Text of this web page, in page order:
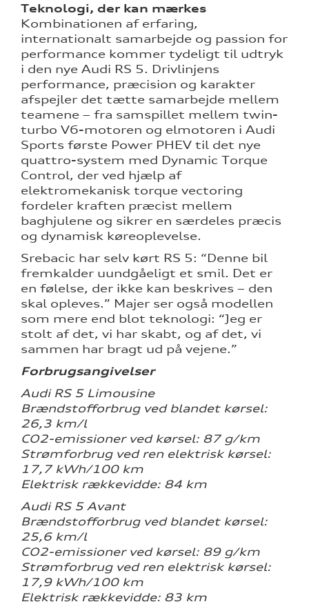
Teknologi, der kan mærkes
Kombinationen af erfaring,
internationalt samarbejde og passion for
performance kommer tydeligt til udtryk
i den nye Audi RS 5. Drivlinjens
performance, præcision og karakter
afspejler det tætte samarbejde mellem
teamene – fra samspillet mellem twin-
turbo V6-motoren og elmotoren i Audi
Sports første Power PHEV til det nye
quattro-system med Dynamic Torque
Control, der ved hjælp af
elektromekanisk torque vectoring
fordeler kraften præcist mellem
baghjulene og sikrer en særdeles præcis
og dynamisk køreoplevelse.
Srebacic har selv kørt RS 5: “Denne bil
fremkalder uundgåeligt et smil. Det er
en følelse, der ikke kan beskrives – den
skal opleves.” Majer ser også modellen
som mere end blot teknologi: “Jeg er
stolt af det, vi har skabt, og af det, vi
sammen har bragt ud på vejene.”
Forbrugsangivelser
Audi RS 5 Limousine
Brændstofforbrug ved blandet kørsel:
26,3 km/l
CO2-emissioner ved kørsel: 87 g/km
Strømforbrug ved ren elektrisk kørsel:
17,7 kWh/100 km
Elektrisk rækkevidde: 84 km
Audi RS 5 Avant
Brændstofforbrug ved blandet kørsel:
25,6 km/l
CO2-emissioner ved kørsel: 89 g/km
Strømforbrug ved ren elektrisk kørsel:
17,9 kWh/100 km
Elektrisk rækkevidde: 83 km